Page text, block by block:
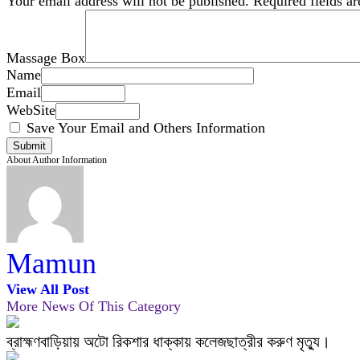
Massage Box
Name
Email
WebSite
Save Your Email and Others Information
About Author Information
Mamun
View All Post
More News Of This Category
ব্রাহ্মণবাড়িয়ায় অটো রিকশার ধাক্কায় কলেজছাত্রীর করুণ মৃত্যু।